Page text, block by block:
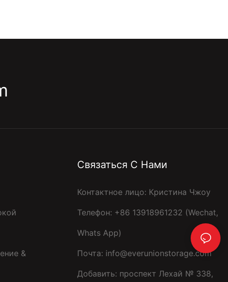
&
Связаться С Нами
Контактное лицо: Кристина Чжоу
Телефон: +86 13918961232 (Wechat,
Whats App)
Почта: info@everunionstorage.com
Добавить: проспект Лехай № 338,